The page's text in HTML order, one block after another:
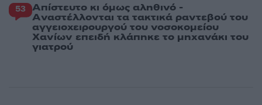
53 Απίστευτο κι όμως αληθινό -
Aναστέλλονται τα τακτικά ραντεβού του
αγγειοχειρουργού του νοσοκομείου
Χανίων επειδή κλάπηκε το μηχανάκι του
γιατρού